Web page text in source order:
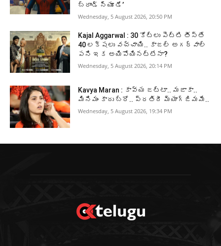
బ్రాండ్ న్యూ డే’
Wednesday, 5 August 2026, 20:50 PM
Kajal Aggarwal : 30 కోట్లు పెట్టి తీస్తే
40 లక్షలు వచ్చాయి.. కాజల్ అగర్వాల్
పని ఇక అయిపోయినట్టేనా?
Wednesday, 5 August 2026, 20:14 PM
Kavya Maran : కావ్య జట్టా.. మజాకా..
మినిమం కాదు బ్రో.. ప్రతిదీ మ్యాగ్జిమమే..
Wednesday, 5 August 2026, 19:34 PM